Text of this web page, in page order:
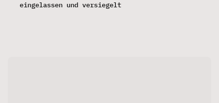
eingelassen und versiegelt